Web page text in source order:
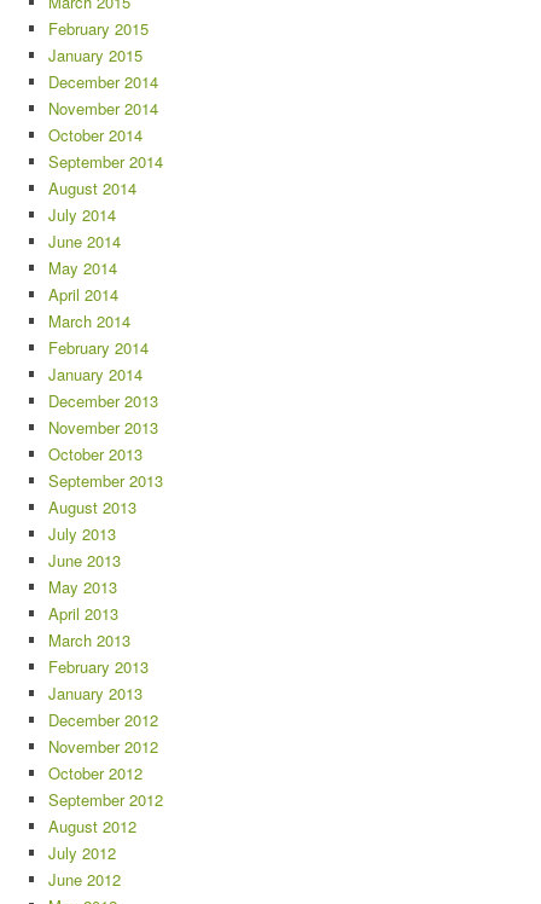
February 2015
January 2015
December 2014
November 2014
October 2014
September 2014
August 2014
July 2014
June 2014
May 2014
April 2014
March 2014
February 2014
January 2014
December 2013
November 2013
October 2013
September 2013
August 2013
July 2013
June 2013
May 2013
April 2013
March 2013
February 2013
January 2013
December 2012
November 2012
October 2012
September 2012
August 2012
July 2012
June 2012